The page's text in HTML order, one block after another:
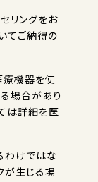
リングをお
てご納得の
療機器を使
場合があり
は詳細を医
わけではな
が生じる場